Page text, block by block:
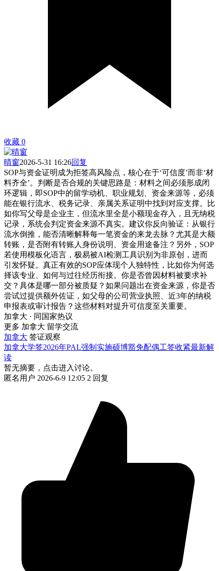
收藏 0
晴窗2026-5-31 16:26回复
SOP与资金证明成为拒签高风险点，核心在于‘可信度’而非‘材
料齐全’。判断是否合规的关键思路是：材料之间必须形成闭
环逻辑，即SOP中的留学动机、职业规划、资金来源等，必须
能在银行流水、税务记录、亲属关系证明中找到对应支撑。比
如你写父母是企业主，但流水里全是小额现金存入，且无纳税
记录，系统会判定资金来源不真实。建议你反向验证：从银行
流水倒推，能否清晰解释每一笔资金的来龙去脉？尤其是大额
转账，是否附有转账人身份说明、资金用途备注？另外，SOP
若使用模板化语言，极易被AI检测工具识别为非原创，进而
引发怀疑。真正有效的SOP应体现个人独特性，比如你为何选
择该专业、如何与过往经历衔接。你是否曾因材料被要求补
交？具体是哪一部分被质疑？如果问题出在资金来源，你是否
尝试过提供额外佐证，如父母的公司营业执照、近3年的纳税
申报表或审计报告？这些材料对提升可信度至关重要。
加拿大 · 同国家热议
更多 加拿大 留学交流
加拿大 签证观察
加拿大学签2026年PAL强制实施硕博豁免配偶工签收紧最新解
读
暂无摘要，点击进入讨论。
匿名用户 2026-6-9 12:05 2 回复